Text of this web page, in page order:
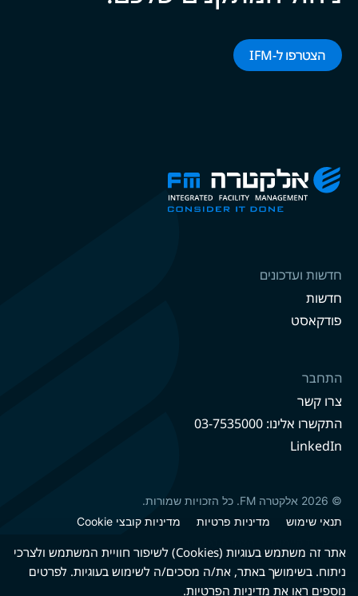
הצטרפו ל-‌‌IFM‌‌
חדשות ועדכונים
חדשות
פודקאסט
התחבר
צרו קשר
התקשרו אלינו: 03-7535000
LinkedIn
© 2026 אלקטרה FM. כל הזכויות שמורות.
תנאי שימוש
מדיניות פרטיות
מדיניות קובצי Cookie
אתר זה משתמש בעוגיות (Cookies) לשיפור חוויית המשתמש ולצרכי
ניתוח. בשימושך באתר, את/ה מסכים/ה לשימוש בעוגיות. לפרטים
נוספים ראו את מדיניות הפרטיות.